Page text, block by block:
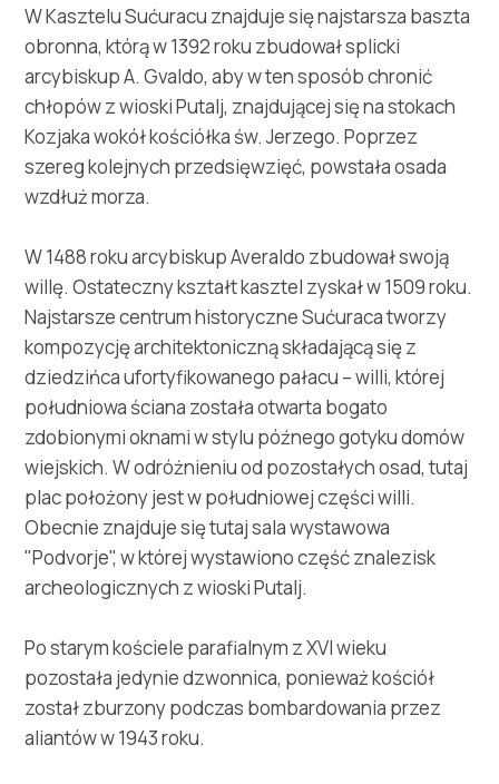
Multimedia
Safe in Dalmatia
pl
info@kastela-info.hr
Villa Nika, Kamberovo šetalište 30,
21216 Kaštel Stari, Hrvatska
Wskazówki
W Kasztelu Sućuracu znajduje się najstarsza baszta
obronna, którą w 1392 roku zbudował splicki
arcybiskup A. Gvaldo, aby w ten sposób chronić
chłopów z wioski Putalj, znajdującej się na stokach
Kozjaka wokół kościółka św. Jerzego. Poprzez
szereg kolejnych przedsięwzięć, powstała osada
wzdłuż morza.
W 1488 roku arcybiskup Averaldo zbudował swoją
willę. Ostateczny kształt kasztel zyskał w 1509 roku.
Najstarsze centrum historyczne Sućuraca tworzy
kompozycję architektoniczną składającą się z
dziedzińca ufortyfikowanego pałacu – willi, której
południowa ściana została otwarta bogato
zdobionymi oknami w stylu późnego gotyku domów
wiejskich. W odróżnieniu od pozostałych osad, tutaj
plac położony jest w południowej części willi.
Obecnie znajduje się tutaj sala wystawowa
"Podvorje", w której wystawiono część znalezisk
archeologicznych z wioski Putalj.
Po starym kościele parafialnym z XVI wieku
pozostała jedynie dzwonnica, ponieważ kościół
został zburzony podczas bombardowania przez
aliantów w 1943 roku.